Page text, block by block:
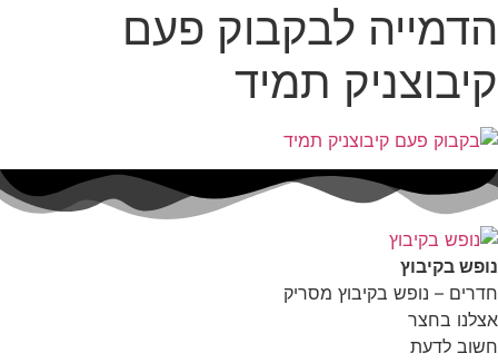
לבקבוק פעם
תמיד
בקיבוץ
– נופש בקיבוץ מסריק
בחצר
לדעת